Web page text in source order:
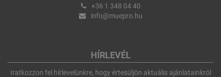
+36 1 348 04 40
info@muepro.hu
HÍRLEVÉL
Iratkozzon fel hírlevelünkre, hogy értesüljön aktuális ajánlatainkról